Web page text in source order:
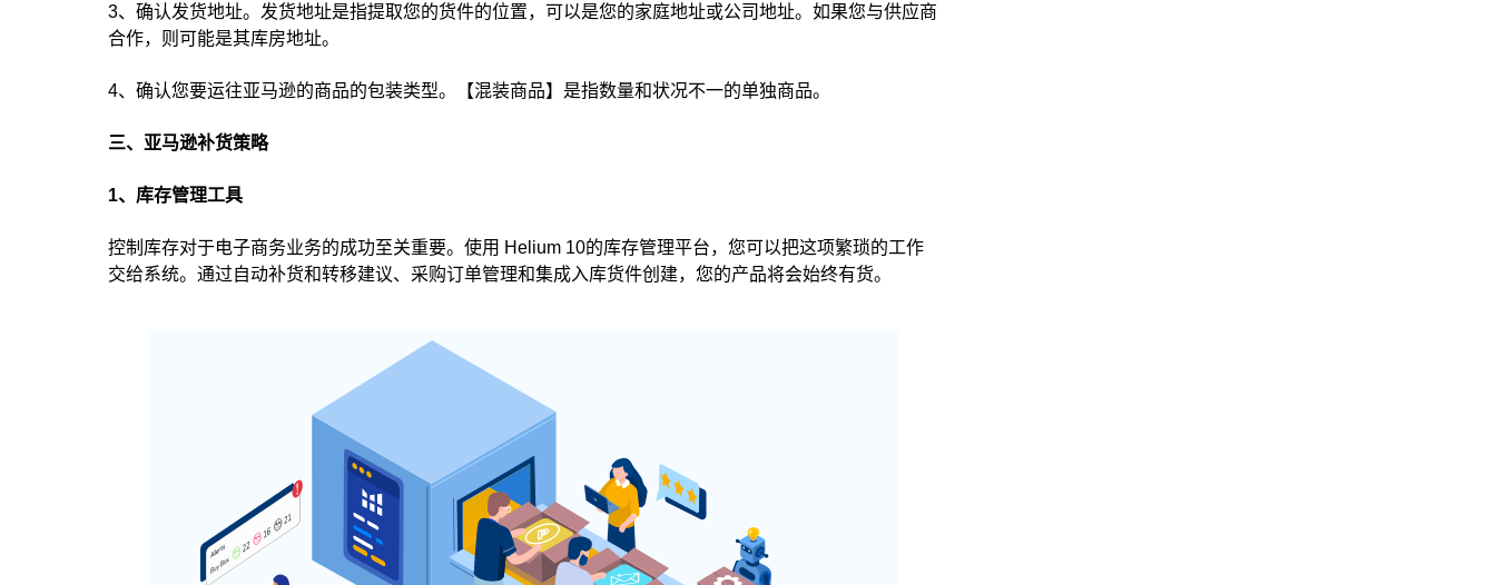
3、确认发货地址。发货地址是指提取您的货件的位置，可以是您的家庭地址或公司地址。如果您与供应商
合作，则可能是其库房地址。
4、确认您要运往亚马逊的商品的包装类型。【混装商品】是指数量和状况不一的单独商品。
三、亚马逊补货策略
1、库存管理工具
控制库存对于电子商务业务的成功至关重要。使用 Helium 10的库存管理平台，您可以把这项繁琐的工作
交给系统。通过自动补货和转移建议、采购订单管理和集成入库货件创建，您的产品将会始终有货。